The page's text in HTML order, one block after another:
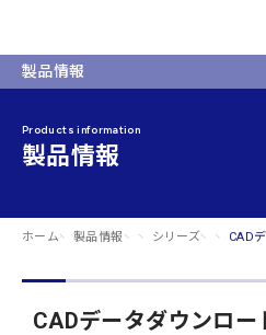
製品情報
Products information
製品情報
ホーム 製品情報 シリーズ CAD
CADデータダウンロー